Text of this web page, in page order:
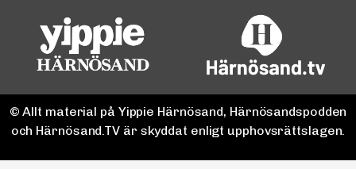
© Allt material på Yippie Härnösand, Härnösandspodden
och Härnösand.TV är skyddat enligt upphovsrättslagen.